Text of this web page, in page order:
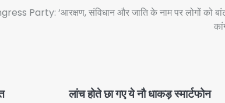
Party: ‘आरक्षण, संविधान और जाति के नाम पर लोगों को
लांच होते छा गए ये नौ धाकड़ स्मार्टफोन